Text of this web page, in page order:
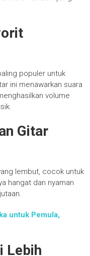
populer untuk
ini menawarkan suara
volume
Gitar
lembut, cocok untuk
hangat dan nyaman
untuk Pemula,
Lebih